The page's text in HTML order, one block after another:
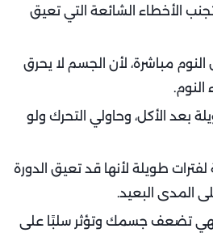
الأخطاء الشائعة التي تعيق
النوم مباشرة، لأن الجسم لا يحرق
النوم.
بعد الأكل، وحاولي التحرك ولو
طويلة لأنها قد تعيق الدورة
المدى البعيد.
فهي تضعف جسمك وتؤثر سلبًا على